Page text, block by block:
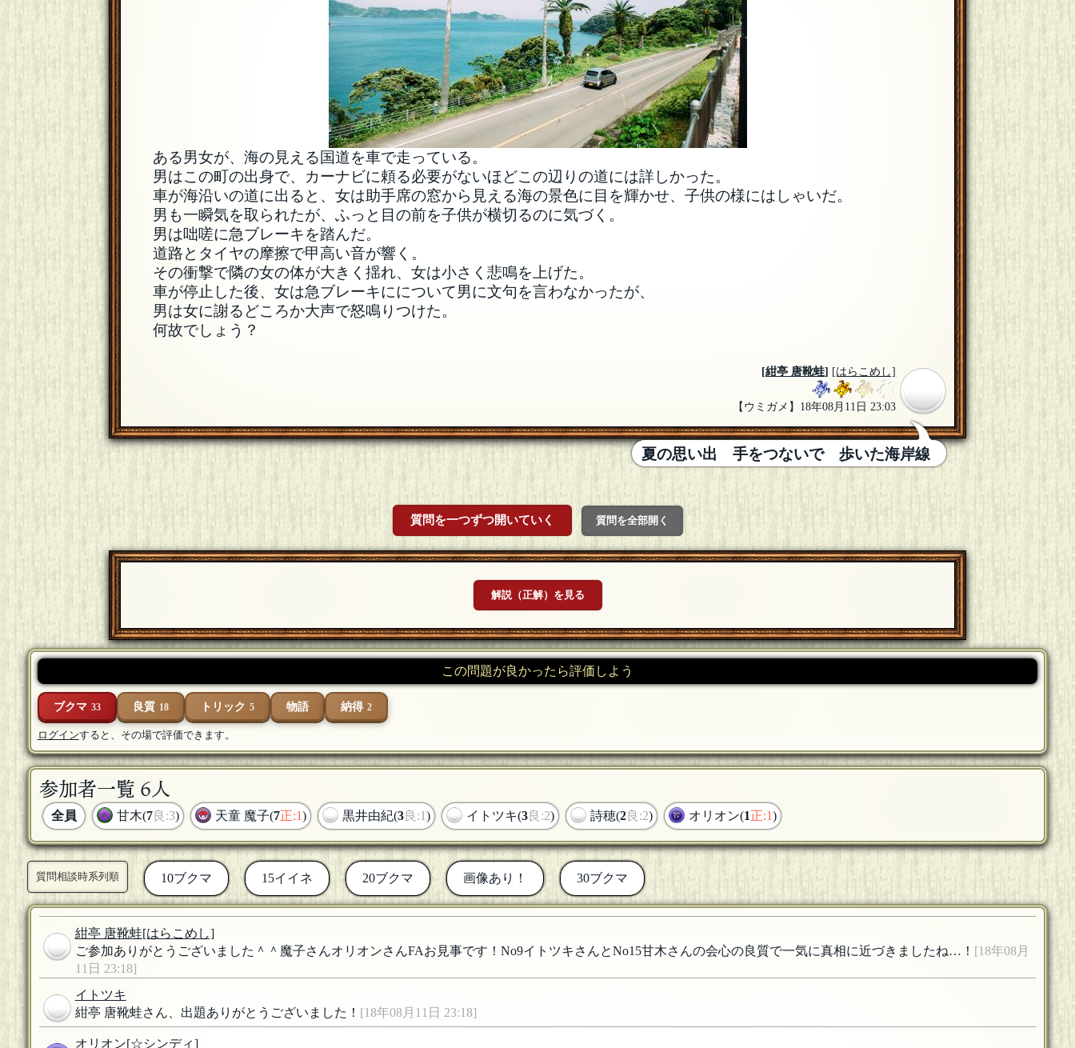
ある男女が、海の見える国道を車で走っている。
男はこの町の出身で、カーナビに頼る必要がないほどこの辺りの道には詳しかった。
車が海沿いの道に出ると、女は助手席の窓から見える海の景色に目を輝かせ、子供の様にはしゃいだ。
男も一瞬気を取られたが、ふっと目の前を子供が横切るのに気づく。
男は咄嗟に急ブレーキを踏んだ。
道路とタイヤの摩擦で甲高い音が響く。
その衝撃で隣の女の体が大きく揺れ、女は小さく悲鳴を上げた。
車が停止した後、女は急ブレーキにについて男に文句を言わなかったが、
男は女に謝るどころか大声で怒鳴りつけた。
何故でしょう？
[紺亭 唐靴蛙] [はらこめし]
【ウミガメ】18年08月11日 23:03
夏の思い出 手をつないで 歩いた海岸線
質問を一つずつ開いていく 質問を全部開く
解説（正解）を見る
この問題が良かったら評価しよう
ブクマ 33 良質 18 トリック 5 物語 納得 2
ログインすると、その場で評価できます。
参加者一覧 6人
全員 甘木(7良:3) 天童 魔子(7正:1) 黒井由紀(3良:1) イトツキ(3良:2) 詩穂(2良:2) オリオン(1正:1)
質問相談時系列順 10ブクマ 15イイネ 20ブクマ 画像あり！ 30ブクマ
紺亭 唐靴蛙[はらこめし]
ご参加ありがとうございました＾＾魔子さんオリオンさんFAお見事です！No9イトツキさんとNo15甘木さんの会心の良質で一気に真相に近づきましたね…！ [18年08月
11日 23:18]
イトツキ
紺亭 唐靴蛙さん、出題ありがとうございました！ [18年08月11日 23:18]
オリオン[☆シンディ]